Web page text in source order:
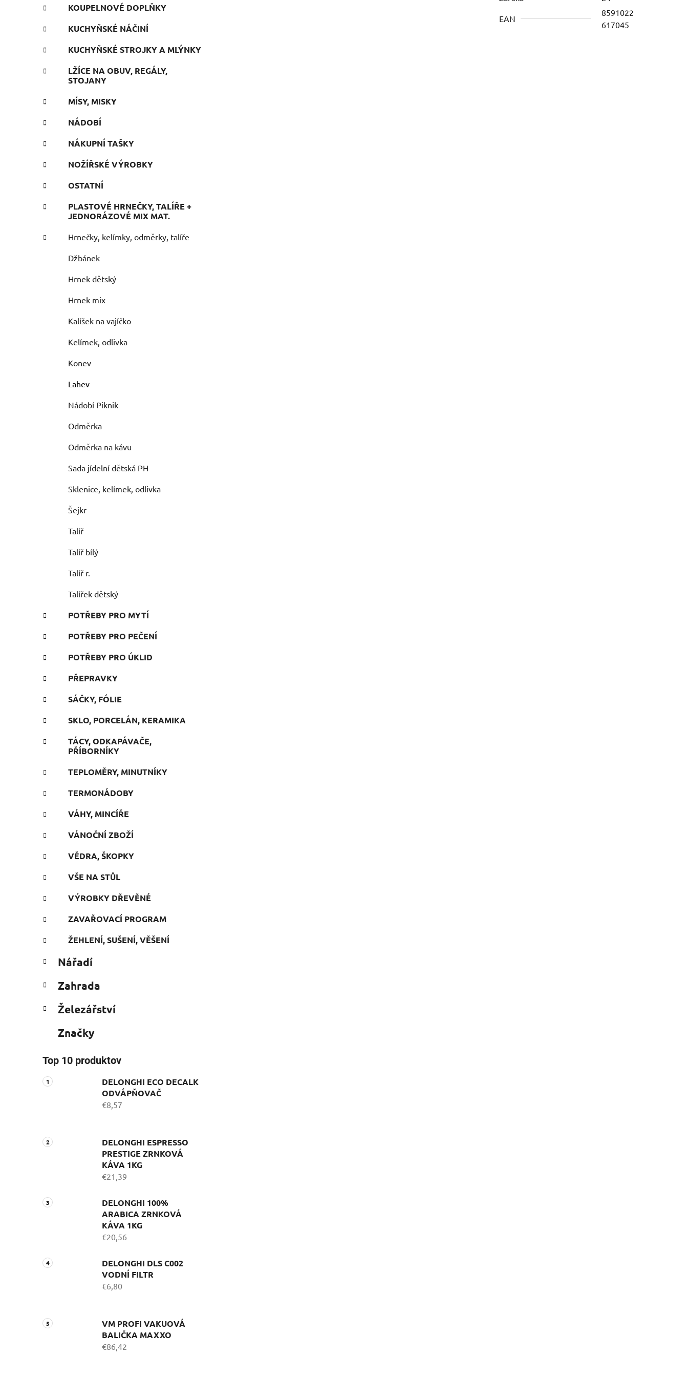
KOUPELNOVÉ DOPLŇKY
KUCHYŇSKÉ NÁČINÍ
KUCHYŇSKÉ STROJKY A MLÝNKY
LŽÍCE NA OBUV, REGÁLY,
STOJANY
MÍSY, MISKY
NÁDOBÍ
NÁKUPNÍ TAŠKY
NOŽÍŘSKÉ VÝROBKY
OSTATNÍ
PLASTOVÉ HRNEČKY, TALÍŘE +
JEDNORÁZOVÉ MIX MAT.
Hrnečky, kelímky, odměrky, talíře
Džbánek
Hrnek dětský
Hrnek mix
Kalíšek na vajíčko
Kelímek, odlivka
Konev
Lahev
Nádobí Piknik
Odměrka
Odměrka na kávu
Sada jídelní dětská PH
Sklenice, kelímek, odlivka
Šejkr
Talíř
Talíř bílý
Talíř r.
Talířek dětský
POTŘEBY PRO MYTÍ
POTŘEBY PRO PEČENÍ
POTŘEBY PRO ÚKLID
PŘEPRAVKY
SÁČKY, FÓLIE
SKLO, PORCELÁN, KERAMIKA
TÁCY, ODKAPÁVAČE,
PŘÍBORNÍKY
TEPLOMĚRY, MINUTNÍKY
TERMONÁDOBY
VÁHY, MINCÍŘE
VÁNOČNÍ ZBOŽÍ
VĚDRA, ŠKOPKY
VŠE NA STŮL
VÝROBKY DŘEVĚNÉ
ZAVAŘOVACÍ PROGRAM
ŽEHLENÍ, SUŠENÍ, VĚŠENÍ
Nářadí
Zahrada
Železářství
Značky
Top 10 produktov
DELONGHI ECO DECALK
ODVÁPŇOVAČ
€8,57
DELONGHI ESPRESSO
PRESTIGE ZRNKOVÁ
KÁVA 1KG
€21,39
DELONGHI 100%
ARABICA ZRNKOVÁ
KÁVA 1KG
€20,56
DELONGHI DLS C002
VODNÍ FILTR
€6,80
VM PROFI VAKUOVÁ
BALIČKA MAXXO
€86,42
EAN
8591022
617045